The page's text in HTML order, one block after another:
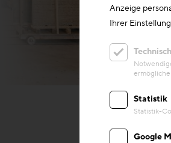
Anzeige
Ihrer
Statistik
Statistik-
Google